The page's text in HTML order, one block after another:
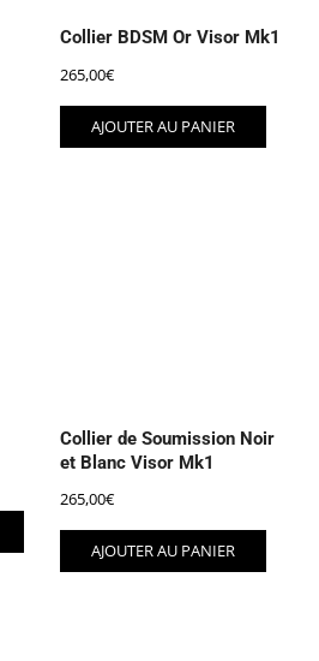
Collier BDSM Or Visor Mk1
265,00€
AJOUTER AU PANIER
Collier de Soumission Noir
et Blanc Visor Mk1
265,00€
AJOUTER AU PANIER